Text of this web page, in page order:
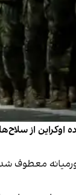
استفاده اوکراین از
معطوف